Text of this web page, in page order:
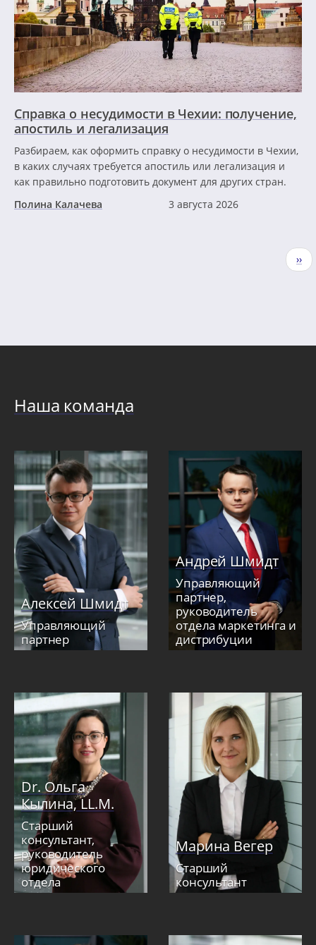
Справка о несудимости в Чехии: получение,
апостиль и легализация
Разбираем, как оформить справку о несудимости в Чехии,
в каких случаях требуется апостиль или легализация и
как правильно подготовить документ для других стран.
Полина Калачева
3 августа 2026
››
Наша команда
Алексей Шмидт
Управляющий
партнер
Андрей Шмидт
Управляющий
партнер,
руководитель
отдела маркетинга и
дистрибуции
Dr. Ольга
Кылина, LL.M.
Старший
консультант,
руководитель
юридического
отдела
Марина Вегер
Старший
консультант